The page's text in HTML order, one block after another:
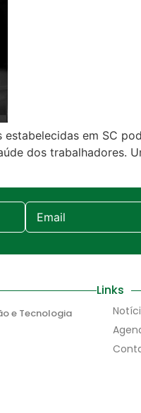
em SC
dos trabalhadores.
e Tecnologia
Links